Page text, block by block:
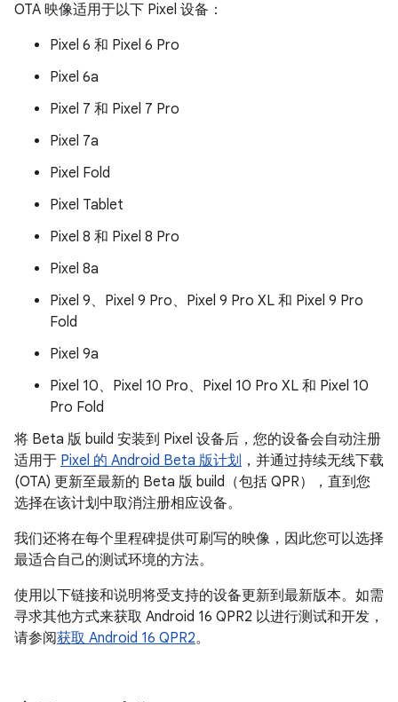
OTA 映像适用于以下 Pixel 设备：
Pixel 6 和 Pixel 6 Pro
Pixel 6a
Pixel 7 和 Pixel 7 Pro
Pixel 7a
Pixel Fold
Pixel Tablet
Pixel 8 和 Pixel 8 Pro
Pixel 8a
Pixel 9、Pixel 9 Pro、Pixel 9 Pro XL 和 Pixel 9 Pro
Fold
Pixel 9a
Pixel 10、Pixel 10 Pro、Pixel 10 Pro XL 和 Pixel 10
Pro Fold
将 Beta 版 build 安装到 Pixel 设备后，您的设备会自动注册
适用于 Pixel 的 Android Beta 版计划 ，并通过持续无线下载
(OTA) 更新至最新的 Beta 版 build（包括 QPR），直到您
选择在该计划中取消注册相应设备。
我们还将在每个里程碑提供可刷写的映像，因此您可以选择
最适合自己的测试环境的方法。
使用以下链接和说明将受支持的设备更新到最新版本。如需
寻求其他方式来获取 Android 16 QPR2 以进行测试和开发，
请参阅获取 Android 16 QPR2。